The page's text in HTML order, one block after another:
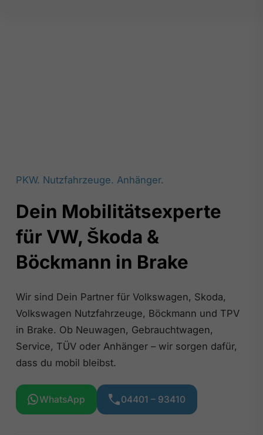
PKW. Nutzfahrzeuge. Anhänger.
Dein Mobilitätsexperte
für VW, Škoda &
Böckmann in Brake
Wir sind Dein Partner für Volkswagen, Skoda,
Volkswagen Nutzfahrzeuge, Böckmann und TPV
in Brake. Ob Neuwagen, Gebrauchtwagen,
Service, TÜV oder Anhänger – wir sorgen dafür,
dass du mobil bleibst.
WhatsApp 04401 – 93410